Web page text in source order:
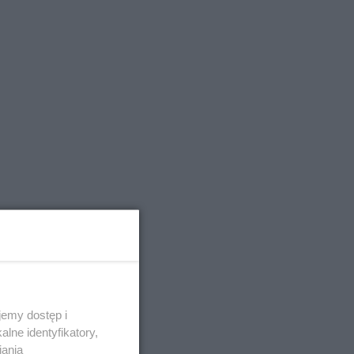
dostęp i
identyfikatory,